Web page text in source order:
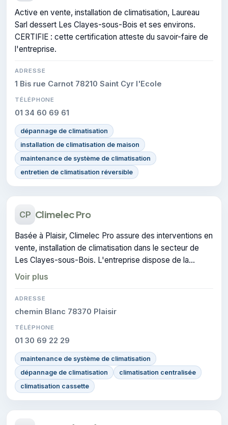
Active en vente, installation de climatisation, Laureau
Sarl dessert Les Clayes-sous-Bois et ses environs.
CERTIFIE : cette certification atteste du savoir-faire de
l'entreprise.
ADRESSE
1 Bis rue Carnot 78210 Saint Cyr l'Ecole
TÉLÉPHONE
01 34 60 69 61
dépannage de climatisation
installation de climatisation de maison
maintenance de système de climatisation
entretien de climatisation réversible
CP Climelec Pro
Basée à Plaisir, Climelec Pro assure des interventions en
vente, installation de climatisation dans le secteur de
Les Clayes-sous-Bois. L'entreprise dispose de la
certification CERTIFIE.
Voir plus
ADRESSE
chemin Blanc 78370 Plaisir
TÉLÉPHONE
01 30 69 22 29
maintenance de système de climatisation
dépannage de climatisation
climatisation centralisée
climatisation cassette